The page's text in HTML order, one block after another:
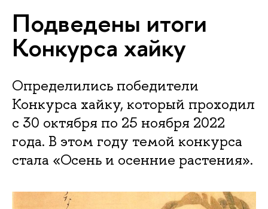
Подведены итоги
Конкурса хайку
Определились победители
Конкурса хайку, который проходил
с 30 октября по 25 ноября 2022
года. В этом году темой конкурса
стала «Осень и осенние растения».